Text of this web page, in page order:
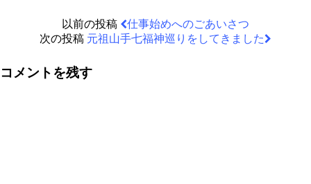
以前の投稿
仕事始めへのごあいさつ
次の投稿 元祖山手七福神巡りをしてきました
コメントを残す